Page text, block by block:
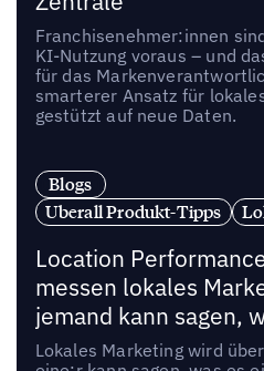
Franchisenehmer:innen
KI-Nutzung voraus – und
für das
smarterer Ansatz für
gestützt auf neue Daten.
Blogs
Uberall Produkt-Tipps
Location
messen lokales
jemand kann sagen,
Lokales Marketing wird